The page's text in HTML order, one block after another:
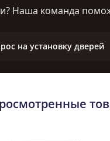
Наша команда
на установку дверей